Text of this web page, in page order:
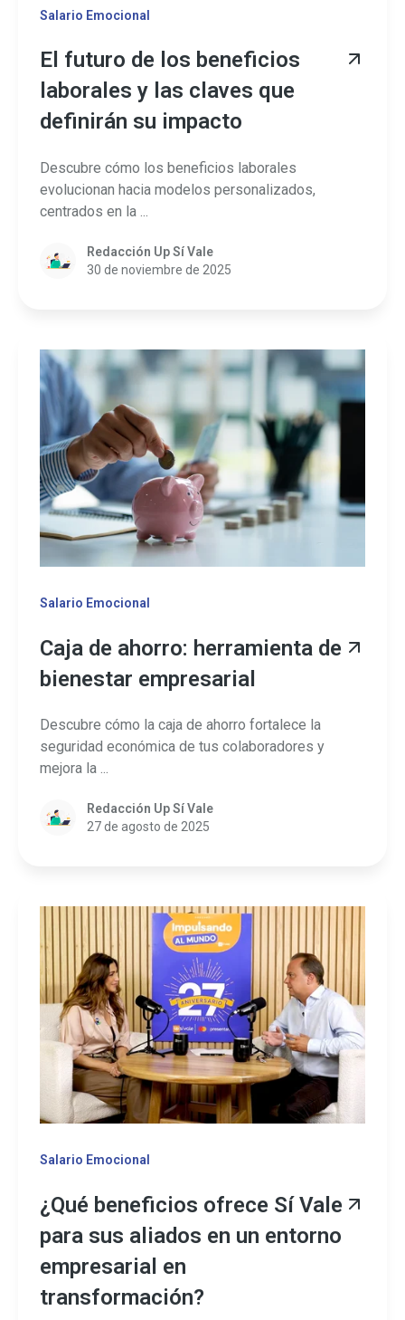
Salario Emocional
El futuro de los beneficios
laborales y las claves que
definirán su impacto
Descubre cómo los beneficios laborales
evolucionan hacia modelos personalizados,
centrados en la ...
Redacción Up Sí Vale
30 de noviembre de 2025
Salario Emocional
Caja de ahorro: herramienta de
bienestar empresarial
Descubre cómo la caja de ahorro fortalece la
seguridad económica de tus colaboradores y
mejora la ...
Redacción Up Sí Vale
27 de agosto de 2025
Salario Emocional
¿Qué beneficios ofrece Sí Vale
para sus aliados en un entorno
empresarial en
transformación?